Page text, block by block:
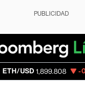
PUBLICIDAD
1,899.808 -0.32%